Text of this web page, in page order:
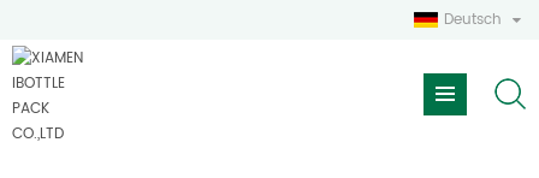
Deutsch